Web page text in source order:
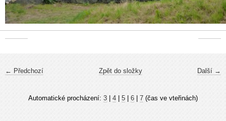
← Předchozí Další →
Zpět do složky
Automatické procházení: 3 4 5 6 7 (čas ve vteřinách)